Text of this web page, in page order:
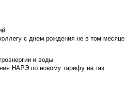
с днем рождения не в том месяце
и воды
НАРЭ по новому тарифу на газ